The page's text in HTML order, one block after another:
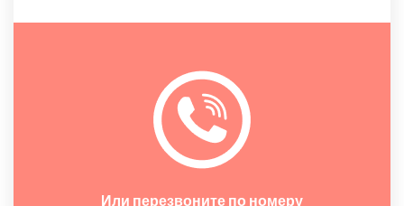
Или перезвоните по номеру